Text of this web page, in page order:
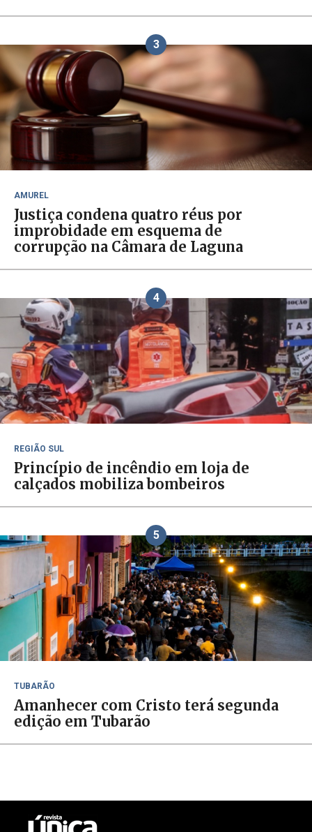
3
AMUREL
Justiça condena quatro réus por
improbidade em esquema de
corrupção na Câmara de Laguna
4
REGIÃO SUL
Princípio de incêndio em loja de
calçados mobiliza bombeiros
5
TUBARÃO
Amanhecer com Cristo terá segunda
edição em Tubarão